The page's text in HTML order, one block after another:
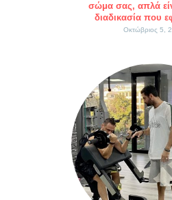
σώμα σας, απλά
διαδικασία που
Οκτώβριος 5,